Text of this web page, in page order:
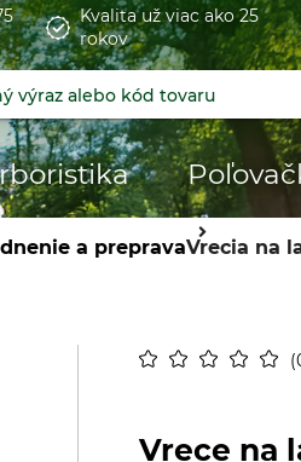
Kvalita už viac ako 25
rokov
a prepravaVrecia na
Vrece na